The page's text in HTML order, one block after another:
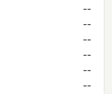
--
--
--
--
--
--